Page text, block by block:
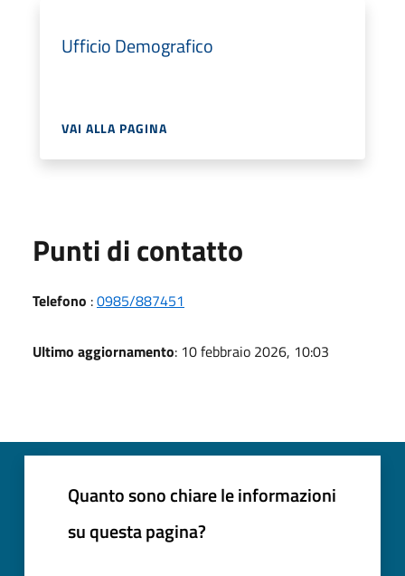
Ufficio Demografico
VAI ALLA PAGINA
Punti di contatto
Telefono :0985/887451
Ultimo aggiornamento: 10 febbraio 2026, 10:03
Quanto sono chiare le informazioni
su questa pagina?